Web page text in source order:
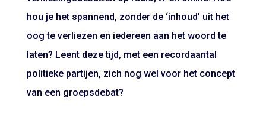
hou je het spannend, zonder de ‘inhoud’ uit het
oog te verliezen en iedereen aan het woord te
laten? Leent deze tijd, met een recordaantal
politieke partijen, zich nog wel voor het concept
van een groepsdebat?